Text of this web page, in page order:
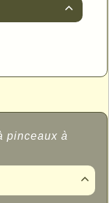

pinceaux à
